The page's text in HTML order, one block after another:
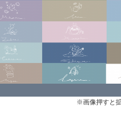
※画像押すと